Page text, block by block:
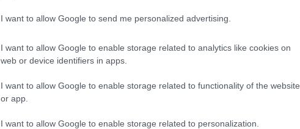
I want to allow Google to send me personalized advertising.
I want to allow Google to enable storage related to analytics like cookies on
web or device identifiers in apps.
I want to allow Google to enable storage related to functionality of the website
or app.
I want to allow Google to enable storage related to personalization.